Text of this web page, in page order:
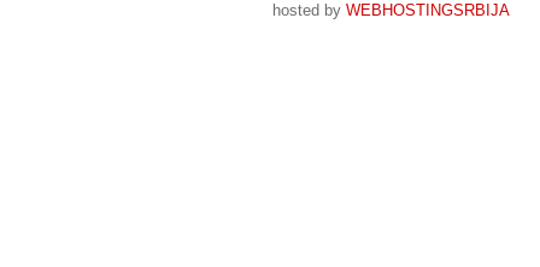
hosted by WEBHOSTINGSRBIJA